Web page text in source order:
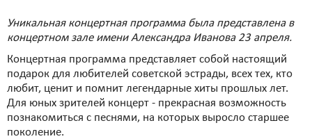
Уникальная концертная программа была представлена в
концертном зале имени Александра Иванова 23 апреля.
Концертная программа представляет собой настоящий
подарок для любителей советской эстрады, всех тех, кто
любит, ценит и помнит легендарные хиты прошлых лет.
Для юных зрителей концерт - прекрасная возможность
познакомиться с песнями, на которых выросло старшее
поколение.